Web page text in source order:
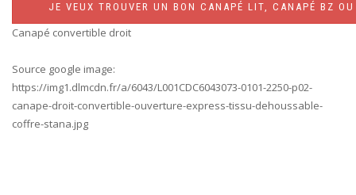
JE VEUX TROUVER UN BON CANAPÉ LIT, CANAPÉ BZ
Canapé convertible droit
Source google image:
https://img1.dlmcdn.fr/a/6043/L001CDC6043073-0101-2250-p02-
canape-droit-convertible-ouverture-express-tissu-dehoussable-
coffre-stana.jpg